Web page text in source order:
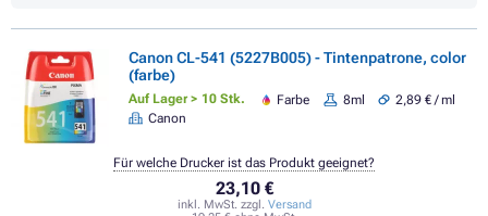
Canon CL-541 (5227B005) - Tintenpatrone, color
(farbe)
Auf Lager > 10 Stk. Farbe 8ml
2,89 € / ml
Canon
23,10 €
inkl. MwSt. zzgl. Versand
Für welche Drucker ist das Produkt geeignet?